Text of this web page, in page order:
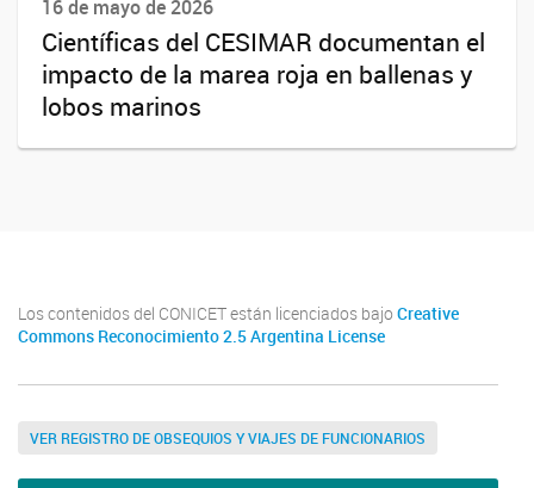
16 de mayo de 2026
Científicas del CESIMAR documentan el
impacto de la marea roja en ballenas y
lobos marinos
Los contenidos del CONICET están licenciados bajo Creative
Commons Reconocimiento 2.5 Argentina License
VER REGISTRO DE OBSEQUIOS Y VIAJES DE FUNCIONARIOS